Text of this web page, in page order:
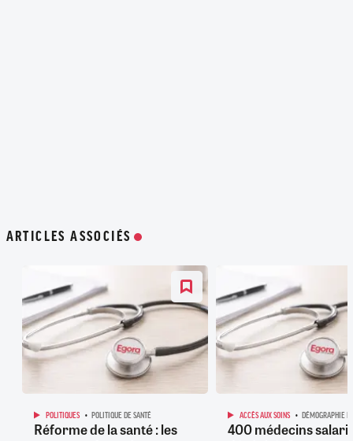
ARTICLES ASSOCIÉS
POLITIQUES POLITIQUE DE SANTÉ
Réforme de la santé : les
ACCÈS AUX SOINS DÉMOGRAPHIE
400 médecins